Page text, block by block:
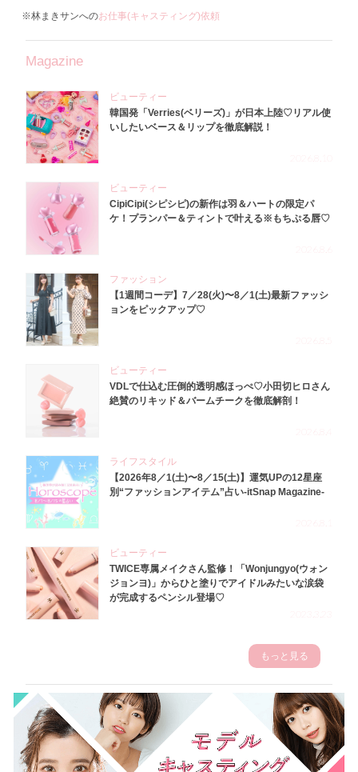
※林まきサンへのお仕事(キャスティング)依頼
Magazine
ビューティー
韓国発「Verries(ベリーズ)」が日本上陸♡リアル使
いしたいベース＆リップを徹底解説！
ビューティー
CipiCipi(シピシピ)の新作は羽＆ハートの限定パ
ケ！プランパー＆ティントで叶える※もちぷる唇♡
ファッション
【1週間コーデ】7／28(火)〜8／1(土)最新ファッシ
ョンをピックアップ♡
ビューティー
VDLで仕込む圧倒的透明感ほっぺ♡小田切ヒロさん
絶賛のリキッド＆バームチークを徹底解剖！
ライフスタイル
【2026年8／1(土)〜8／15(土)】運気UPの12星座
別“ファッションアイテム”占い-itSnap Magazine-
ビューティー
TWICE専属メイクさん監修！「Wonjungyo(ウォン
ジョンヨ)」からひと塗りでアイドルみたいな涙袋
が完成するペンシル登場♡
もっと見る